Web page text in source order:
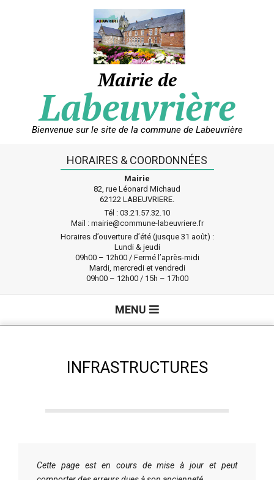
Mairie de
Labeuvrière
Bienvenue sur le site de la commune de Labeuvrière
HORAIRES & COORDONNÉES
Mairie
82, rue Léonard Michaud
62122 LABEUVRIERE.
Tél : 03.21.57.32.10
Mail : mairie@commune-labeuvriere.fr
Horaires d’ouverture d’été (jusque 31 août) :
Lundi & jeudi
09h00 – 12h00 / Fermé l’après-midi
Mardi, mercredi et vendredi
09h00 – 12h00 / 15h – 17h00
MENU
INFRASTRUCTURES
Cette page est en cours de mise à jour et peut